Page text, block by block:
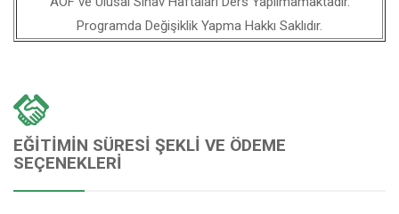
Programda Değişiklik Yapma Hakkı Saklıdır.
EĞITIMIN SÜRESI ŞEKLI VE ÖDEME
SEÇENEKLERI